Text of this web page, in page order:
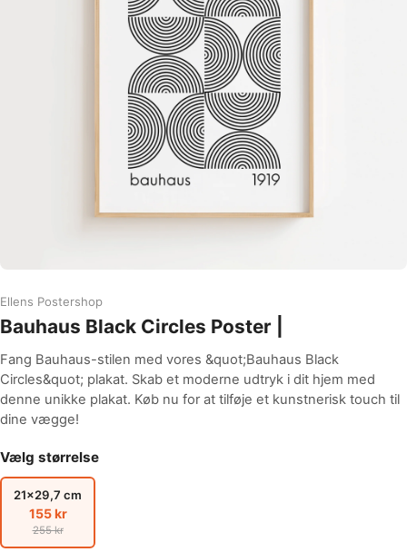
Ellens Postershop
Bauhaus Black Circles Poster |
Fang Bauhaus-stilen med vores &quot;Bauhaus Black
Circles&quot; plakat. Skab et moderne udtryk i dit hjem med
denne unikke plakat. Køb nu for at tilføje et kunstnerisk touch til
dine vægge!
Vælg størrelse
21x29,7 cm
155 kr
255 kr